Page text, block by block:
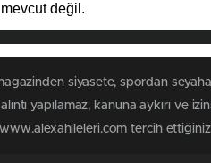
değil.
siyasete, spordan
yapılamaz, kanuna aykırı ve
tercih